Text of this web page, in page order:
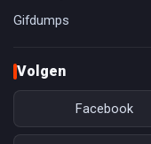
Gifdumps
Volgen
Facebook